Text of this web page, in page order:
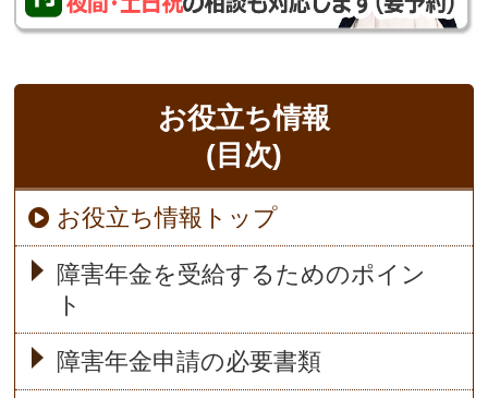
お役立ち情報
(目次)
お役立ち情報トップ
障害年金を受給するためのポイン
ト
障害年金申請の必要書類